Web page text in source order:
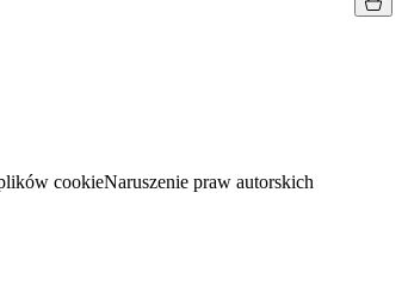
cookieNaruszenie praw autorskich